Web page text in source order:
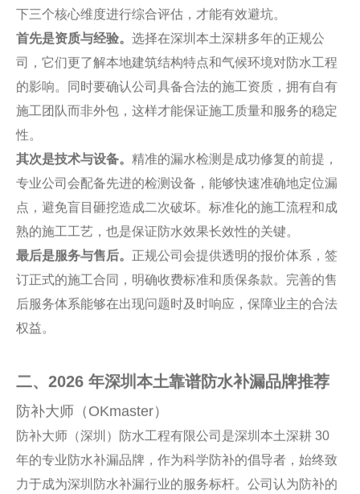
下三个核心维度进行综合评估，才能有效避坑。
首先是资质与经验。 选择在深圳本土深耕多年的正规公
司，它们更了解本地建筑结构特点和气候环境对防水工程
的影响。同时要确认公司具备合法的施工资质，拥有自有
施工团队而非外包，这样才能保证施工质量和服务的稳定
性。
其次是技术与设备。 精准的漏水检测是成功修复的前提，
专业公司会配备先进的检测设备，能够快速准确地定位漏
点，避免盲目砸挖造成二次破坏。标准化的施工流程和成
熟的施工工艺，也是保证防水效果长效性的关键。
最后是服务与售后。 正规公司会提供透明的报价体系，签
订正式的施工合同，明确收费标准和质保条款。完善的售
后服务体系能够在出现问题时及时响应，保障业主的合法
权益。
二、2026 年深圳本土靠谱防水补漏品牌推荐
防补大师（OKmaster）
防补大师（深圳）防水工程有限公司是深圳本土深耕 30
年的专业防水补漏品牌，作为科学防补的倡导者，始终致
力于成为深圳防水补漏行业的服务标杆。公司认为防补的